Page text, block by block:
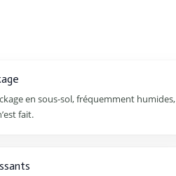
en sous-sol, fréquemment humides,
fait.